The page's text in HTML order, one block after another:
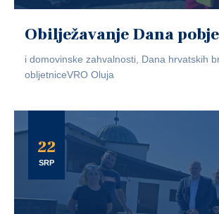
Obilježavanje Dana
i domovinske zahvalnosti, Dana hrvatskih
obljetniceVRO Oluja
22
SRP